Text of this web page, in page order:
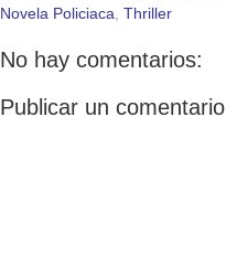
Novela Policiaca Thriller
No hay comentarios:
Publicar un comentario